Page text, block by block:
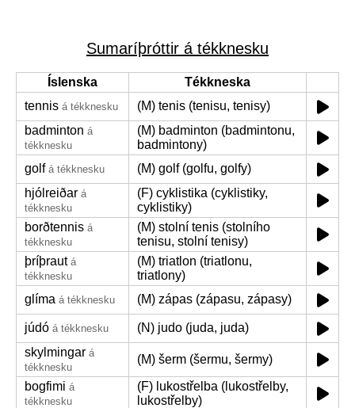
Sumaríþróttir á tékknesku
Íslenska
Tékkneska
tennis á tékknesku
(M) tenis (tenisu, tenisy)
badminton á
tékknesku
(M) badminton (badmintonu,
badmintony)
golf á tékknesku
(M) golf (golfu, golfy)
hjólreiðar á
tékknesku
(F) cyklistika (cyklistiky,
cyklistiky)
borðtennis á
tékknesku
(M) stolní tenis (stolního
tenisu, stolní tenisy)
þríþraut á
tékknesku
(M) triatlon (triatlonu,
triatlony)
glíma á tékknesku (M) zápas (zápasu, zápasy)
júdó á tékknesku
(N) judo (juda, juda)
skylmingar á
tékknesku
(M) šerm (šermu, šermy)
bogfimi á
tékknesku
(F) lukostřelba (lukostřelby,
lukostřelby)